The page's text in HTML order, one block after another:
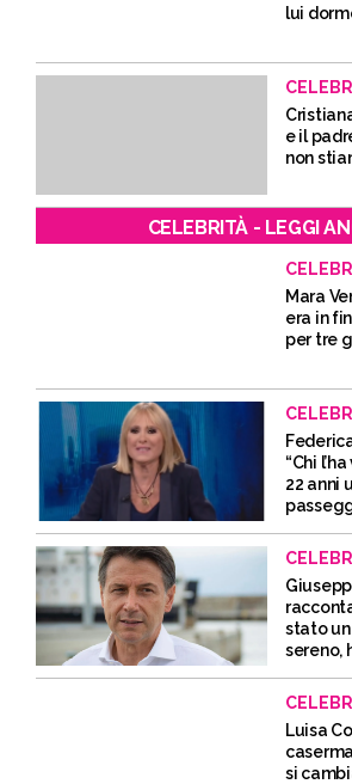
lui
e il
non
CELEBRITÀ - LEGGI
Mara
era in
per tre
“Chi
22 anni
stato
sereno,
Luisa
si